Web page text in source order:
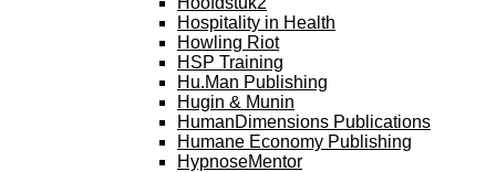
Hospitality in Health
Howling Riot
HSP Training
Hu.Man Publishing
Hugin & Munin
HumanDimensions Publications
Humane Economy Publishing
HypnoseMentor